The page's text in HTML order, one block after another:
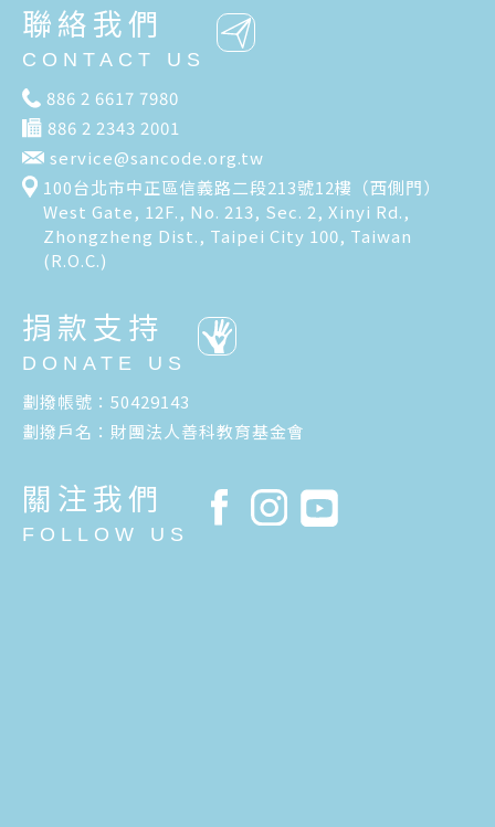
聯絡我們
CONTACT US
886 2 6617 7980
886 2 2343 2001
service@sancode.org.tw
100台北市中正區信義路二段213號12樓（西側門）
West Gate, 12F., No. 213, Sec. 2, Xinyi Rd.,
Zhongzheng Dist., Taipei City 100, Taiwan
(R.O.C.)
捐款支持
DONATE US
劃撥帳號：50429143
劃撥戶名：財團法人善科教育基金會
關注我們
FOLLOW US